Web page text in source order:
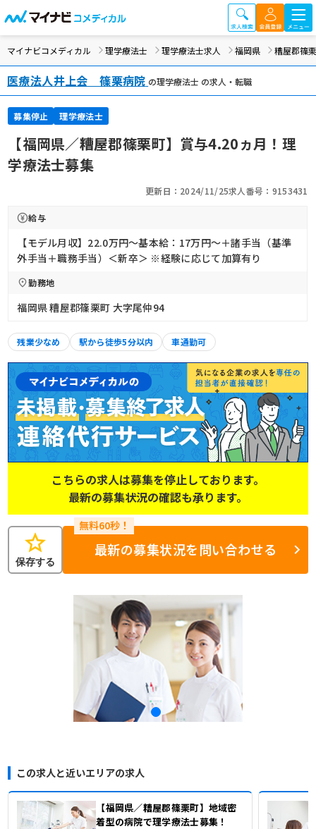
マイナビコメディカル 理学療法士 理学療法士求人 福岡県 糟屋郡篠
医療法人井上会 篠栗病院 の理学療法士 の求人・転職
募集停止 理学療法士
【福岡県／糟屋郡篠栗町】賞与4.20ヵ月！理
学療法士募集
更新日：2024/11/25求人番号：9153431
給与
【モデル月収】22.0万円〜基本給：17万円～＋諸手当（基準
外手当＋職務手当）＜新卒＞ ※経験に応じて加算有り
勤務地
福岡県 糟屋郡篠栗町 大字尾仲94
残業少なめ 駅から徒歩5分以内 車通勤可
こちらの求人は募集を停止しております。
最新の募集状況の確認も承ります。
star
保存する
最新の募集状況を問い合わせる
この求人と近いエリアの求人
【福岡県／糟屋郡篠栗町】地域密
着型の病院で理学療法士募集！